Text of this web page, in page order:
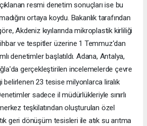
resmi denetim sonuçları ise bu
ortaya koydu. Bakanlık tarafından
Akdeniz kıyılarında mikroplastik kirliliği
ve tespitler üzerine 1 Temmuz'dan
denetimler başlatıldı. Adana, Antalya,
gerçekleştirilen incelemelerde çevre
belirlenen 23 tesise milyonlarca liralık
sadece il müdürlükleriyle sınırlı
merkez teşkilatından oluşturulan özel
geri dönüşüm tesisleri ile atık su arıtma